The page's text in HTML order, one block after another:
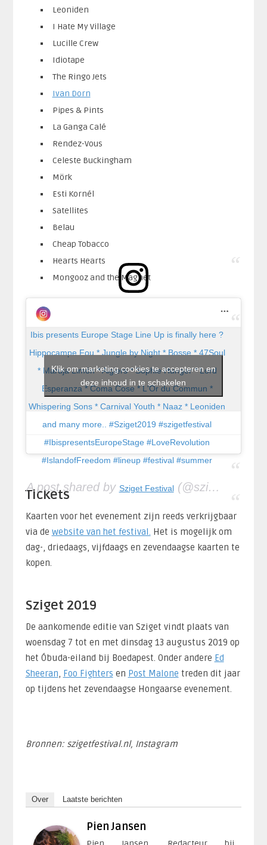
Leoniden
I Hate My Village
Lucille Crew
Idiotape
The Ringo Jets
Ivan Dorn
Pipes & Pints
La Ganga Calé
Rendez-Vous
Celeste Buckingham
Mörk
Esti Kornél
Satellites
Belau
Cheap Tobacco
Hearts Hearts
Mongooz and the Magnet
Ibis presents Europe Stage Line Up is finally here ?
Hippocampe Fou * Jungle by Night * Bosse * 47Soul
* Maruja Limón * Algiers * Sophie Hunger * Lord
Esperanza * Coma Cose * L'Or du Commun *
Whispering Sons * Carnival Youth * Naaz * Leoniden
and many more.. #Sziget2019 #szigetfestival
#IbispresentsEuropeStage #LoveRevolution
#IslandofFreedom #lineup #festival #summer
A post shared by Sziget Festival(@szigetofficial) on
Klik om marketing cookies te accepteren en
deze inhoud in te schakelen
Tickets
Kaarten voor het evenement zijn reeds verkrijgbaar
via de website van het festival. Het is mogelijk om
dag-, driedaags, vijfdaags en zevendaagse kaarten te
kopen.
Sziget 2019
De aankomende editie van Sziget vindt plaats van
woensdag 7 tot en met dinsdag 13 augustus 2019 op
het Óbuda-eiland bij Boedapest. Onder andere Ed
Sheeran Foo Fighters en Post Malone treden dit jaar
op tijdens het zevendaagse Hongaarse evenement.
Bronnen: szigetfestival.nl, Instagram
Over Laatste berichten
Pien Jansen